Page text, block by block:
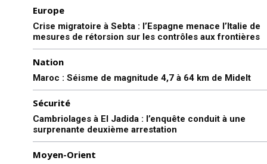
Europe
Crise migratoire à Sebta : l’Espagne menace l’Italie de
mesures de rétorsion sur les contrôles aux frontières
Nation
Maroc : Séisme de magnitude 4,7 à 64 km de Midelt
Sécurité
Cambriolages à El Jadida : l’enquête conduit à une
surprenante deuxième arrestation
Moyen-Orient